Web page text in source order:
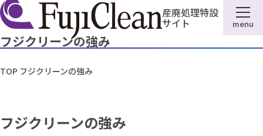
産廃処理特設
サイト menu
フジクリーンの強み
TOP フジクリーンの強み
フジクリーンの強み